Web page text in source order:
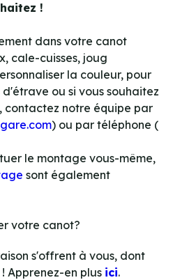
!
dans votre canot
cale-cuisses, joug
la couleur, pour
ou si vous souhaitez
contactez notre équipe par
) ou par téléphone (
le montage vous-même,
sont également
votre canot?
s'offrent à vous, dont
Apprenez-en plus ici.